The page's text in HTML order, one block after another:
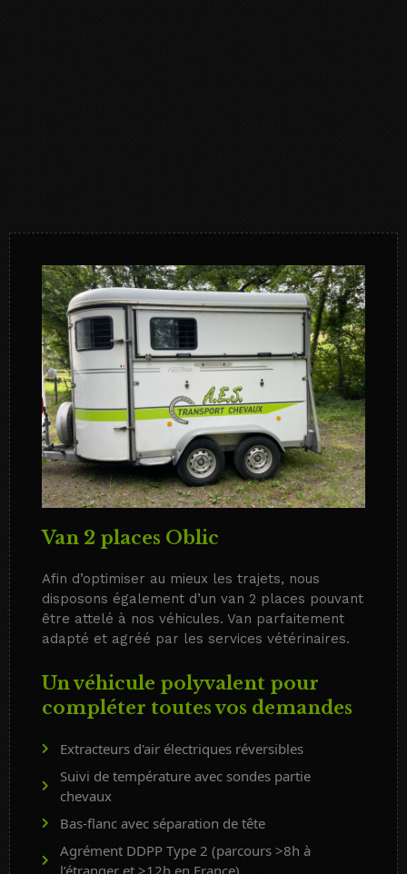
Van 2 places Oblic
Afin d’optimiser au mieux les trajets, nous
disposons également d’un van 2 places pouvant
être attelé à nos véhicules. Van parfaitement
adapté et agréé par les services vétérinaires.
Un véhicule polyvalent pour
compléter toutes vos demandes
Extracteurs d'air électriques réversibles
Suivi de température avec sondes partie
chevaux
Bas-flanc avec séparation de tête
Agrément DDPP Type 2 (parcours >8h à
l’étranger et >12h en France)